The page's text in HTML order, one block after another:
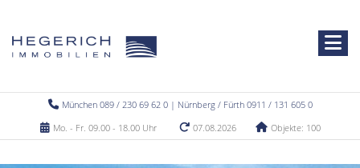
München 089 / 230 69 62 0 | Nürnberg / Fürth 0911 / 131 605 0
Mo. - Fr. 09.00 - 18.00 Uhr
07.08.2026 Objekte: 100